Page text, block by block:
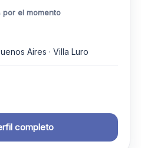
por el momento
Aires · Villa Luro
completo